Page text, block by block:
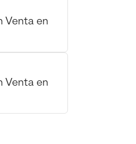
Venta en
Venta en